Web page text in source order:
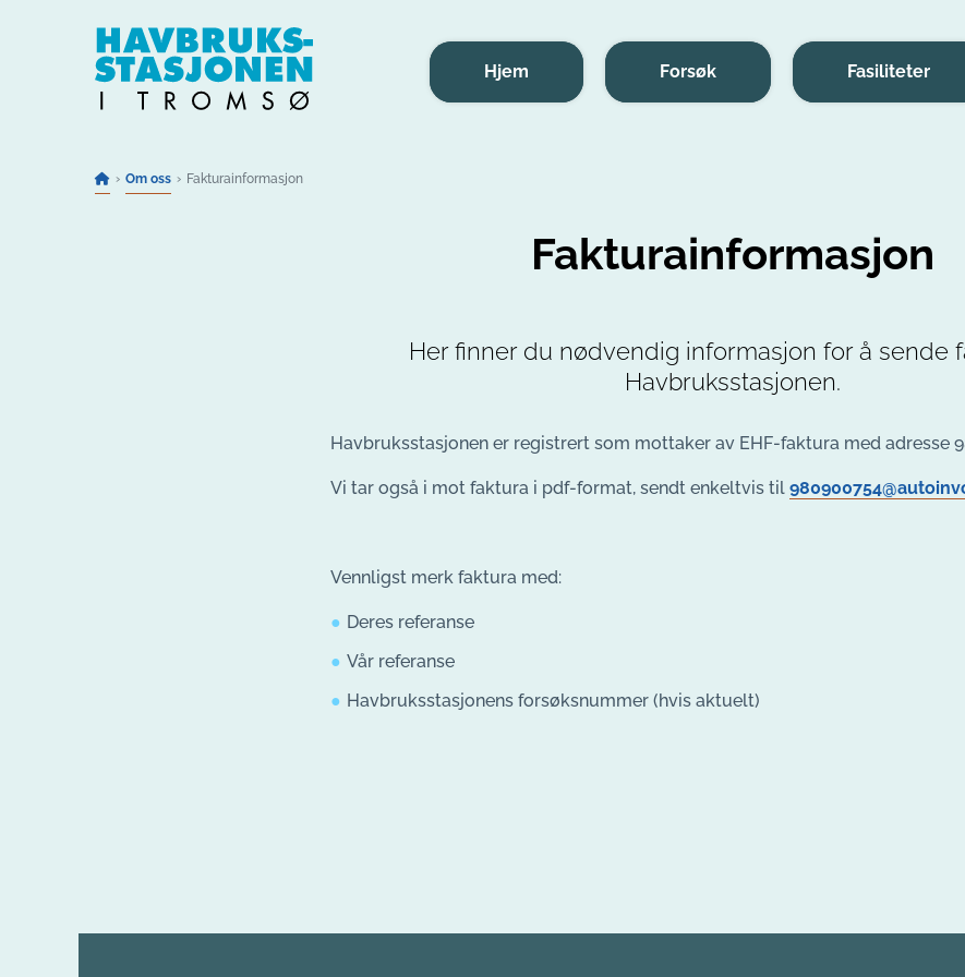
Hjem Forsøk Fasiliteter
Om oss Fakturainformasjon
Fakturainformasjon
Her finner du nødvendig informasjon for å sende
Havbruksstasjonen.
Havbruksstasjonen er registrert som mottaker av EHF-faktura med adresse
Vi tar også i mot faktura i pdf-format, sendt enkeltvis til
Vennligst merk faktura med:
Deres referanse
Vår referanse
Havbruksstasjonens forsøksnummer (hvis aktuelt)